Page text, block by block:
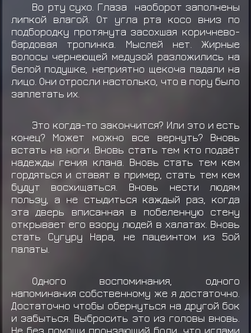
Во рту сухо. Глаза наоборот заполнены
липкой влагой. От угла рта косо вниз по
подбородку протянута засохшая коричнево-
бардовая тропинка. Мыслей нет. Жирные
волосы чернеющей медузой разложились на
белой подушке, неприятно щекоча падали на
лицо. Они отросли настолько, что в пору было
заплетать их.
Это когда-то закончится? Или это и есть
конец? Может можно все вернуть? Вновь
встать на ноги. Вновь стать тем кто подаёт
надежды гения клана. Вновь стать тем кем
гордяться и ставят в пример, стать тем кем
будут восхищаться. Вновь нести людям
пользу, а не стыдиться каждый раз, когда
эта дверь вписанная в побеленную стену
открывает его взору людей в халатах. Вновь
стать Сугуру Нара, не пацеинтом из 5ой
палаты.
Одного воспоминания, одного
напоминания собственному же я достаточно.
Достаточно чтобы обернуться на другой бок
и забыться. Выбросить это из головы вновь.
Не без помощи пронзающий боли, что иглами